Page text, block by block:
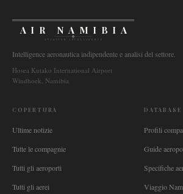
AIR NAMIBIA
AVIATION INTELLIGENCE
Intelligence aeronautica indipendente e analisi del settore.
Hosea Kutako International Airport
Windhoek, Namibia
COPERTURA
Ultime notizie
Tutte le compagnie
Tutti gli aeroporti
Tutti gli aerei
DATABASE
Profili
Guide
Specifiche
Viaggio